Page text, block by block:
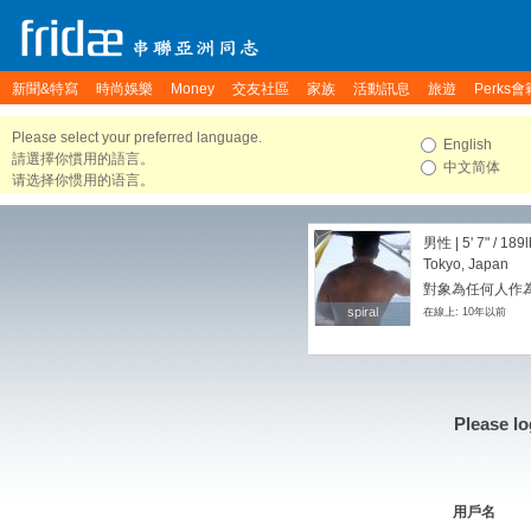
新聞&特寫 時尚娛樂 Money 交友社區 家族 活動訊息 旅遊 Perks會
Please select your preferred language.
請選擇你慣用的語言。
请选择你惯用的语言。
English
中文简体
spiral
spiral
男性 | 5' 7" /
Tokyo, Japan
對象為任何人作
在線上: 10年以前
Please
用戶名